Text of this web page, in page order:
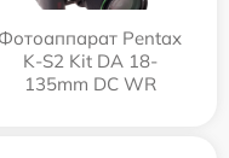
Фотоаппарат Pentax
K-S2 Kit DA 18-
135mm DC WR